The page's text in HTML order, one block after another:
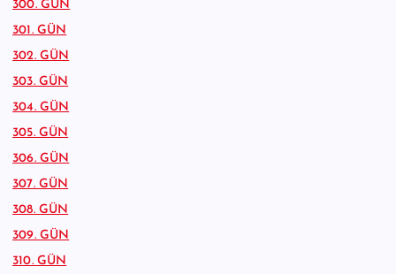
300. GÜN
301. GÜN
302. GÜN
303. GÜN
304. GÜN
305. GÜN
306. GÜN
307. GÜN
308. GÜN
309. GÜN
310. GÜN